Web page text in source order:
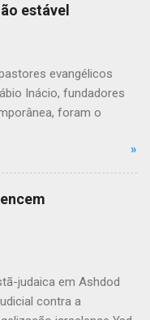
estável
evangélicos
Inácio, fundadores
foram o
após a decisão do
(STF). Os dois
cartório do 7º Ofício
Rio. A assinatura do
orgulhoso de ser
pelas nossas leis"
estão juntos há
»
judaica em Ashdod
contra a